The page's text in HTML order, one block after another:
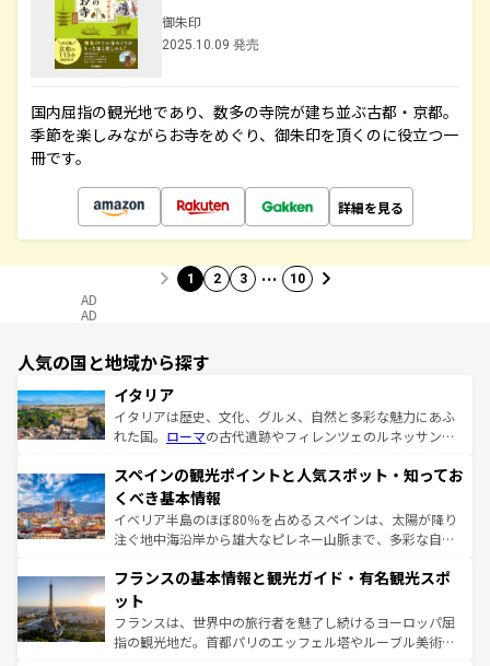
御朱印
2025.10.09 発売
国内屈指の観光地であり、数多の寺院が建ち並ぶ古都・京都。
季節を楽しみながらお寺をめぐり、御朱印を頂くのに役立つ一
冊です。
詳細を見る
1 2 3 … 10
AD
AD
人気の国と地域から探す
イタリア
イタリアは歴史、文化、グルメ、自然と多彩な魅力にあふ
れた国。 ローマの古代遺跡やフィレンツェのルネッサンス
ろん、トスカーナの美しい田園風景やアマルフィ海岸の絶
景など、自然景観も見逃せない。観光の合間には、本場の
ピザやパスタなど、絶品のイタリア料理を堪能することも
できる。朝目覚めてから夜眠るまで、すべての瞬間を楽し
なお、新着のイタリア情報はコンテンツ一覧を参照してほ
しい。
スペインの観光ポイントと人気スポット・知ってお
くべき基本情報
イベリア半島のほぼ80％を占めるスペインは、太陽が降り
注ぐ地中海沿岸から雄大なピレネー山脈まで、多彩な自然
文化が根付くこの国では、情熱的なフラメンコ、熱気あふ
れる闘牛、そして美味しいタパスが生活の一部となってい
る。首都マドリードの洗練された雰囲気や、バルセロナの
アートに溢れた街角から、地方では古代ローマ遺跡や中世
フランスの基本情報と観光ガイド・有名観光スポ
ット
フランスは、世界中の旅行者を魅了し続けるヨーロッパ屈
指の観光地だ。首都パリのエッフェル塔やルーブル美術館